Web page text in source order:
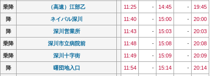
乗降 （高速）江部乙 11:25 - 14:45 - 19:45
降 ネイパル深川 11:40 - 15:00 - 20:00
降 深川営業所 11:43 - 15:03 - 20:03
乗降 深川市立病院前 11:48 - 15:08 - 20:08
乗降 深川十字街 11:49 - 15:09 - 20:09
降 曙団地入口 11:54 - 15:14 - 20:14
乗降 （高速）江部乙 11:25 - 14:45 - 19:45
降 ネイパル深川 11:40 - 15:00 - 20:00
降 深川営業所 11:43 - 15:03 - 20:03
乗降 深川市立病院前 11:48 - 15:08 - 20:08
乗降 深川十字街 11:49 - 15:09 - 20:09
降 曙団地入口 11:54 - 15:14 - 20:14